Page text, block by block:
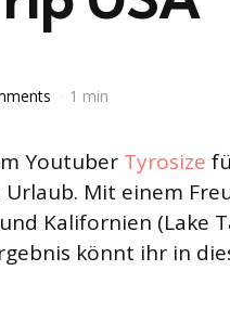
1 min
Youtuber Tyrosize
Mit einem
Kalifornien (Lake
könnt ihr in